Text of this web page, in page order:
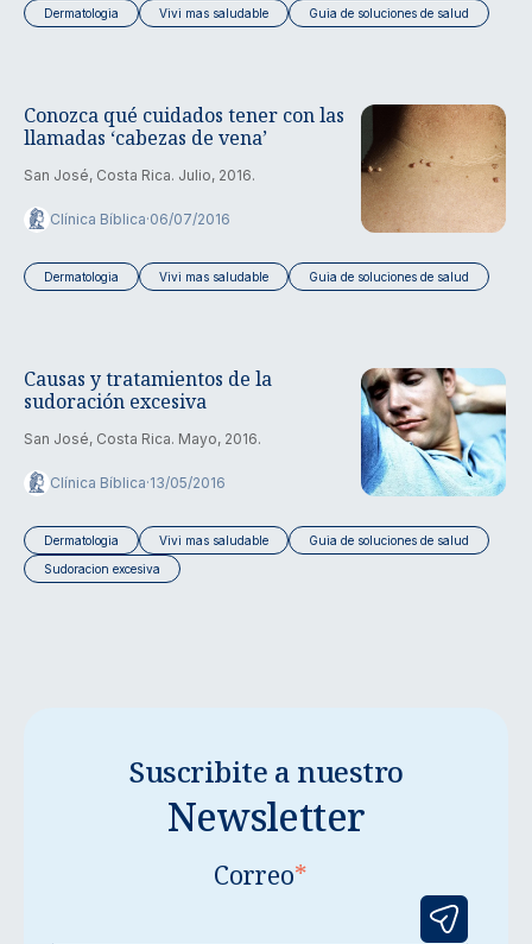
Dermatologia Vivi mas saludable Guia de soluciones de salud
Conozca qué cuidados tener con las
llamadas ‘cabezas de vena’
San José, Costa Rica. Julio, 2016.
Clínica Bíblica·06/07/2016
Dermatologia Vivi mas saludable Guia de soluciones de salud
Causas y tratamientos de la
sudoración excesiva
San José, Costa Rica. Mayo, 2016.
Clínica Bíblica·13/05/2016
Dermatologia Vivi mas saludable
Guia de soluciones de salud
Sudoracion excesiva
Suscribite a nuestro
Newsletter
Correo*